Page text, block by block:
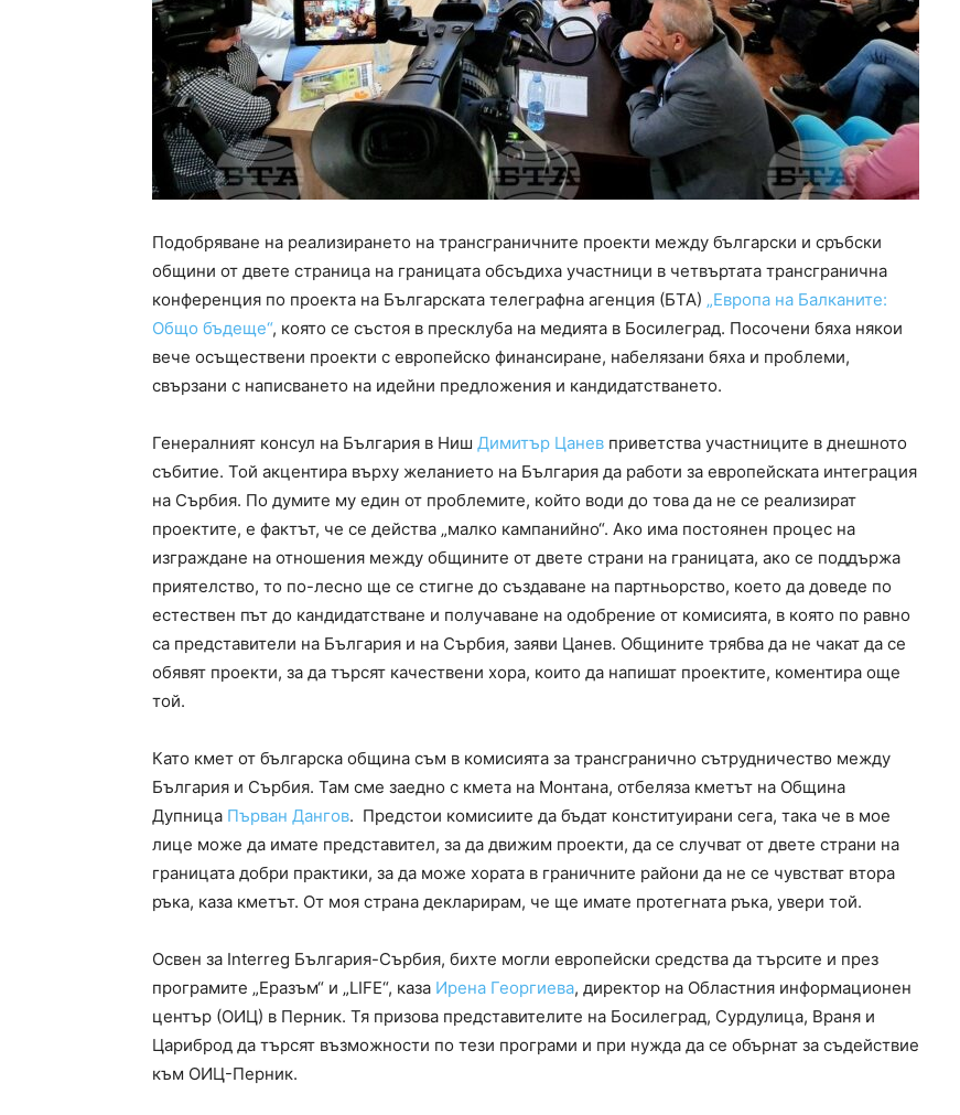
Подобряване на реализирането на трансграничните проекти между български и сръбски
общини от двете страница на границата обсъдиха участници в четвъртата трансгранична
конференция по проекта на Българската телеграфна агенция (БТА) „Европа на Балканите:
Общо бъдеще“, която се състоя в пресклуба на медията в Босилеград. Посочени бяха някои
вече осъществени проекти с европейско финансиране, набелязани бяха и проблеми,
свързани с написването на идейни предложения и кандидатстването.
Генералният консул на България в Ниш Димитър Цанев приветства участниците в днешното
събитие. Той акцентира върху желанието на България да работи за европейската интеграция
на Сърбия. По думите му един от проблемите, който води до това да не се реализират
проектите, е фактът, че се действа „малко кампанийно“. Ако има постоянен процес на
изграждане на отношения между общините от двете страни на границата, ако се поддържа
приятелство, то по-лесно ще се стигне до създаване на партньорство, което да доведе по
естествен път до кандидатстване и получаване на одобрение от комисията, в която по равно
са представители на България и на Сърбия, заяви Цанев. Общините трябва да не чакат да се
обявят проекти, за да търсят качествени хора, които да напишат проектите, коментира още
той.
Като кмет от българска община съм в комисията за трансгранично сътрудничество между
България и Сърбия. Там сме заедно с кмета на Монтана, отбеляза кметът на Община
Дупница Първан Дангов. Предстои комисиите да бъдат конституирани сега, така че в мое
лице може да имате представител, за да движим проекти, да се случват от двете страни на
границата добри практики, за да може хората в граничните райони да не се чувстват втора
ръка, каза кметът. От моя страна декларирам, че ще имате протегната ръка, увери той.
Освен за Interreg България-Сърбия, бихте могли европейски средства да търсите и през
програмите „Еразъм“ и „LIFE“, каза Ирена Георгиева, директор на Областния информационен
център (ОИЦ) в Перник. Тя призова представителите на Босилеград, Сурдулица, Враня и
Цариброд да търсят възможности по тези програми и при нужда да се обърнат за съдействие
към ОИЦ-Перник.